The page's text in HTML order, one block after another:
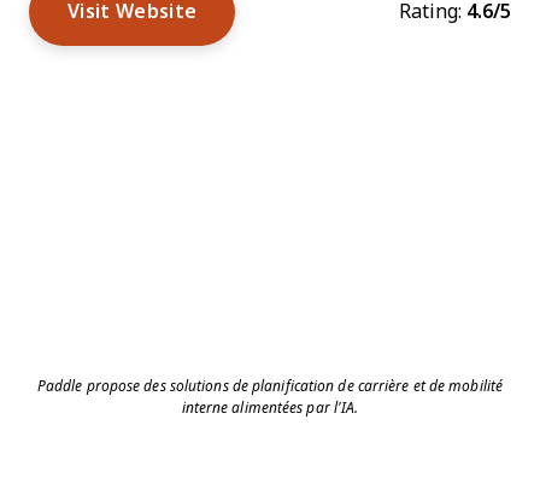
Visit Website Rating: 4.6/5
Paddle propose des solutions de planification de carrière et de mobilité
interne alimentées par l'IA.